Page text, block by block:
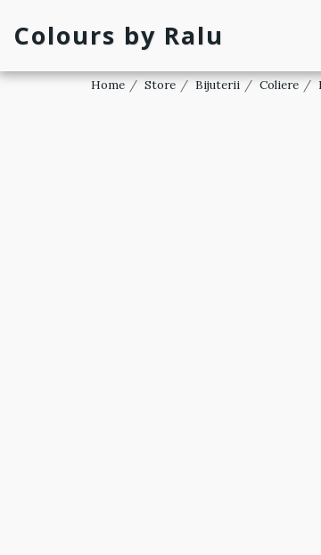
Colours by Ralu
Home Store Bijuterii Coliere